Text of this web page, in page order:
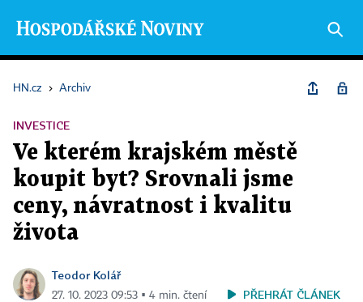
HN.cz › Archiv
INVESTICE
Ve kterém krajském městě
koupit byt? Srovnali jsme
ceny, návratnost i kvalitu
života
Teodor Kolář
27. 10. 2023 09:53 ▪ 4 min. čtení PŘEHRÁT ČLÁNEK